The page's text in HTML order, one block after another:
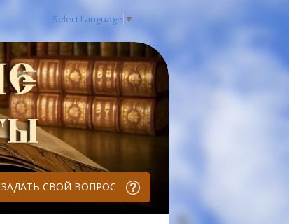
Select Language ▼
ЗАДАТЬ СВОЙ ВОПРОС